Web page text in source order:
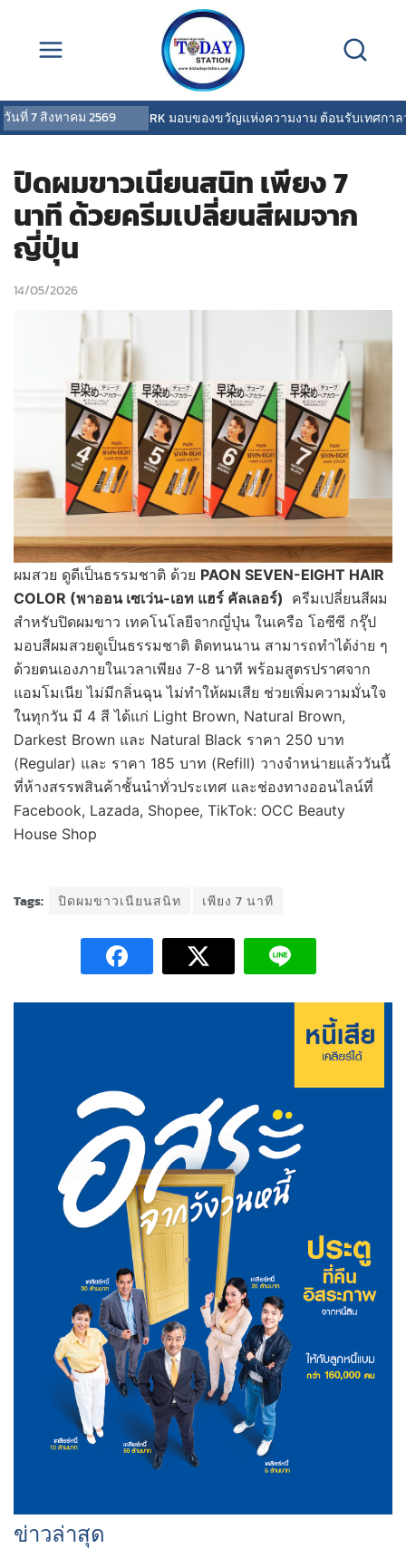
วันที่7 สิงหาคม 2569COVERMARK มอบของขวัญแห่งความงาม ต้อนรับเทศกาลวั
ปิดผมขาวเนียนสนิท เพียง 7
นาที ด้วยครีมเปลี่ยนสีผมจาก
ญี่ปุ่น
14/05/2026
ผมสวย ดูดีเป็นธรรมชาติ ด้วย PAON SEVEN-EIGHT HAIR
COLOR (พาออน เซเว่น-เอท แฮร์ คัลเลอร์) ครีมเปลี่ยนสีผม
สำหรับปิดผมขาว เทคโนโลยีจากญี่ปุ่น ในเครือ โอซีซี กรุ๊ป
มอบสีผมสวยดูเป็นธรรมชาติ ติดทนนาน สามารถทำได้ง่าย ๆ
ด้วยตนเองภายในเวลาเพียง 7-8 นาที พร้อมสูตรปราศจาก
แอมโมเนีย ไม่มีกลิ่นฉุน ไม่ทำให้ผมเสีย ช่วยเพิ่มความมั่นใจ
ในทุกวัน มี 4 สี ได้แก่ Light Brown, Natural Brown,
Darkest Brown และ Natural Black ราคา 250 บาท
(Regular) และ ราคา 185 บาท (Refill) วางจำหน่ายแล้ววันนี้
ที่ห้างสรรพสินค้าชั้นนำทั่วประเทศ และช่องทางออนไลน์ที่
Facebook, Lazada, Shopee, TikTok: OCC Beauty
House Shop
Tags: ปิดผมขาวเนียนสนิท เพียง 7 นาที
ข่าวล่าสุด